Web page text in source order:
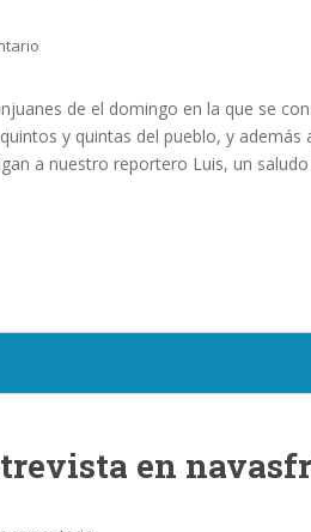
de el domingo en la que se
y quintas del pueblo, y además
a nuestro reportero Luis, un
en